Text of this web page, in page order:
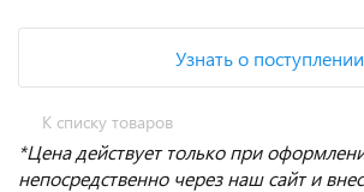
Узнать о поступлении
К списку товаров
*Цена действует только при
непосредственно через наш сайт и